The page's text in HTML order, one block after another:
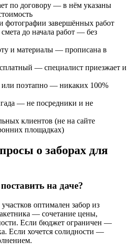
по договору — в нём указаны
фотографии завершённых работ
до начала работ — без
и материалы — прописана в
— специалист приезжает и
или поэтапно — никаких 100%
— не посредники и не
клиентов (не на сайте
площадках)
о заборах для
на даче?
оптимален забор из
— сочетание цены,
Если бюджет ограничен —
Если хочется солидности —